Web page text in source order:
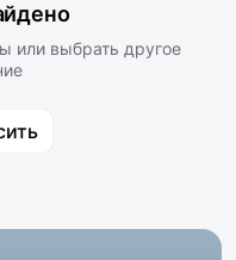
или выбрать другое